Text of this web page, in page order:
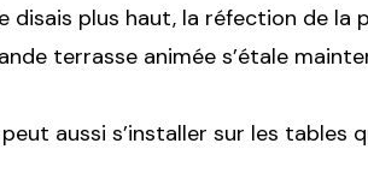
disais plus haut, la réfection de
terrasse animée s’étale
peut aussi s’installer sur les